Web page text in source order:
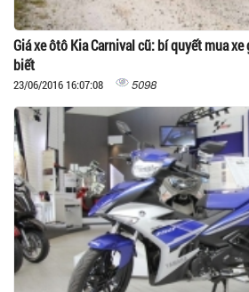
Giá xe ôtô Kia Carnival cũ: bí quyết mua
biết
23/06/2016 16:07:08 5098